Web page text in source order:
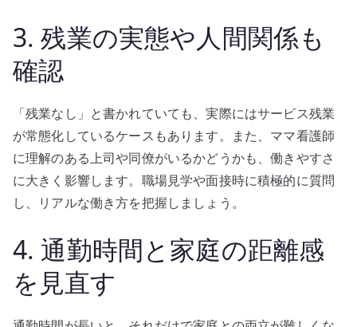
3. 残業の実態や人間関係も
確認
「残業なし」と書かれていても、実際にはサービス残業
が常態化しているケースもあります。また、ママ看護師
に理解のある上司や同僚がいるかどうかも、働きやすさ
に大きく影響します。職場見学や面接時に積極的に質問
し、リアルな働き方を把握しましょう。
4. 通勤時間と家庭の距離感
を見直す